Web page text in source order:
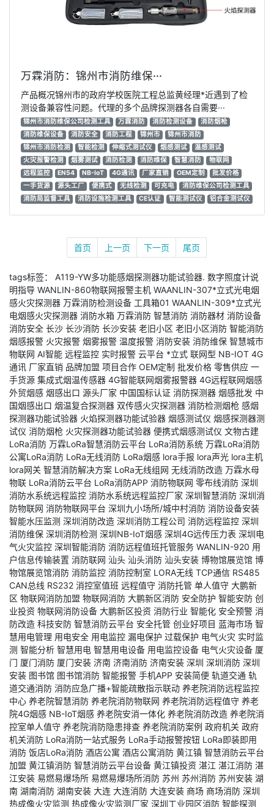
万霖消防：锦州市消防维保···
产品概况锦州市的政府学校医院工程总监黄经理*近遇到了检
测设备兼容性问题。代理的多个品牌探测器各自需要···
锦州市消防维保公司检测工具 万霖消防 消防检测设备
消防烟枪
消防维保设备
消防安全 消防工程 锦州市
锦州市消防
锦州市消防检测
智能检测 伸缩式测试仪 烟感测试
温感测试
火灾报警检测
烟雾测试 消防检测 消防维保 智慧消防
物联网
远程监控
EN54 NB-IoT 4G通讯 厂家直销 OEM定制
批发价格
一手货源
源头工厂 便携式 无线检测 可充电
消防维保公司检测工具
消防局监督工具
消防设施检测工具 CE认证 智能测试仪 铝合金测试仪
首页 上一页 下一页 尾页
tags标签： A119-YW多功能感烟探测器功能试验器. 数字照度计说
明指导 WANLIN-860物联网报警主机 WAANLIN-307*立式光电烟
感火灾探测器 万霖消防检测设备 工具箱01 WAANLIN-309*立式光
电烟感火灾探测器 消防水箱 万霖消防 智慧消防 消防器材 消防设备
消防安全 长沙 长沙消防 长沙安装 老旧小区 老旧小区消防 智能消防
烟感报警 火灾报警 烟雾报警 温度报警 消防安装 消防维保 智慧城市
物联网 AI智能 远程监控 实时报警 云平台 *立式 联网型 NB-IOT 4G
通讯 厂家直销 品牌加盟 项目合作 OEM定制 批发价格 零售供应 一
手货源 集成式烟温传感器 4G智能联网烟雾报警器 4G远程联网烟感
外贸烟感 烟感出口 源头厂家 中国国标认证 消防探测器 烟感批发 中
国烟感出口 烟温复合探测器 双传感火灾探测器 消防检测烟枪 感烟
探测器功能试验器 火焰探测器功能试验器 烟感测试仪 烟感探测器测
试仪 消防烟枪 火灾探测器功能试验器 便携式烟感测试仪 文物古建
LoRa消防 万霖LoRa智慧消防云平台 LoRa消防系统 万霖LoRa消防
公寓LoRa消防 LoRa无线消防 LoRa烟感 lora手报 lora声光 lora主机
lora网关 智慧消防解决方案 LoRa无线组网 无线消防改造 万霖水母
物联 LoRa消防云平台 LoRa消防APP 消防物联网 零布线消防 深圳
消防水系统远程监控 消防水系统远程监控厂家 深圳智慧消防 深圳消
防物联网 消防物联网平台 深圳九小场所/城中村消防 消防设备安装
智能水压监测 深圳消防改造 深圳消防工程公司 消防远程监控 深圳
消防维保 深圳消防检测 深圳NB-IoT烟感 深圳4G远传压力表 深圳电
气火灾监控 深圳智能消防 消防远程值班托管服务 WANLIN-920 用
户信息传输装置 消防联网 汕头 汕头消防 汕头安装 博物馆展览馆 博
物馆展览馆消防 消防监控 消防控制室 LORA无线 TCP通信 RS485
CAN总线 RS232 消控室值班 远程值守 消防托管 单人值守 大鹏新
区 物联网消防加盟 物联网消防 大鹏新区消防 安全防护 智能安防 创
业投资 物联网消防设备 大鹏新区投资 消防行业 智能化 安全预警 消
防改造 科技安防 智慧消防云平台 安全托管 创业好项目 蓝海市场 智
慧用电管理 用电安全 用电监控 漏电保护 过载保护 电气火灾 实时监
测 智能分析 智慧用电 智慧用电设备 用电监控设备 电气火灾设备 厦
门 厦门消防 厦门安装 济南 济南消防 济南安装 深圳 深圳消防 深圳
安装 图书馆 图书馆消防 智能报警 手机APP 安装简便 轨道交通 轨
道交通消防 消防应急广播+智能疏散指示联动 养老院消防远程监控
中心 养老院智慧消防 养老院消防物联网 养老院消防远程值守 养老
院4G烟感 NB-IoT烟感 养老院安消一体化 养老院消防改造 养老院消
控室单人值守 养老院消防隐患排查 养老院消防案例 政府机关 政府
机关消防 LoRa消防一站式服务 LoRa手动报警按钮 LoRa即装即用
消防 饭店LoRa消防 酒店公寓 酒店公寓消防 黄江镇 智慧消防云平台
加盟 黄江镇消防 智慧消防云平台设备 黄江镇投资 湛江 湛江消防 湛
江安装 易燃易爆场所 易燃易爆场所消防 苏州 苏州消防 苏州安装 湖
南 湖南消防 湖南安装 大连 大连消防 大连安装 商场 商场消防 深圳
热成像火灾监测 热成像火灾监测厂家 深圳工业园区消防 智能探测